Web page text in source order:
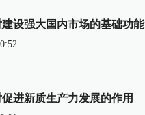
设强大国内市场的基础功能
进新质生产力发展的作用